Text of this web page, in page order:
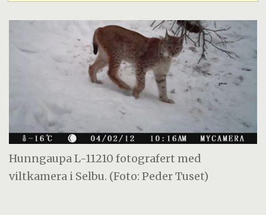
Hunngaupa L-11210 fotografert med
viltkamera i Selbu. (Foto: Peder Tuset)